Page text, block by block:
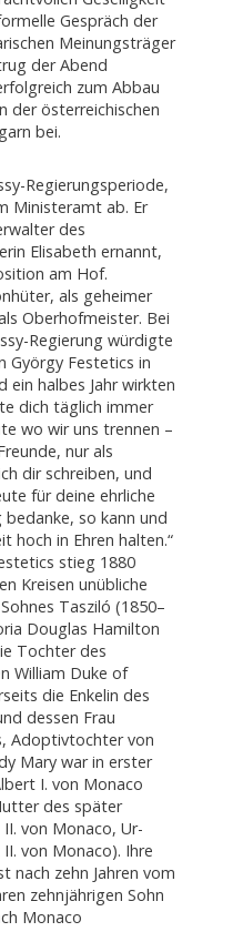
Gespräch der
Meinungsträger
der Abend
zum Abbau
der österreichischen
bei.
Regierungsperiode,
Ministeramt ab. Er
des
Elisabeth ernannt,
am Hof.
als geheimer
Oberhofmeister. Bei
Regierung würdigte
György Festetics in
ein halbes Jahr wirkten
dich täglich immer
wo wir uns trennen –
nur als
dir schreiben, und
für deine ehrliche
so kann und
hoch in Ehren halten.“
stieg 1880
Kreisen unübliche
Tasziló (1850–
Douglas Hamilton
Tochter des
William Duke of
die Enkelin des
dessen Frau
Adoptivtochter von
Mary war in erster
I. von Monaco
des später
von Monaco, Ur-
von Monaco). Ihre
nach zehn Jahren vom
zehnjährigen Sohn
Monaco